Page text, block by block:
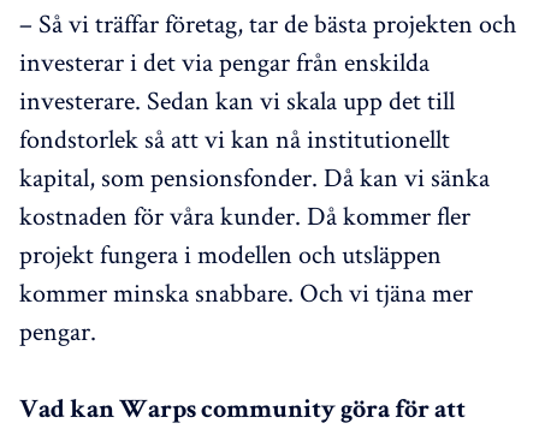
– Så vi träffar företag, tar de bästa projekten och
investerar i det via pengar från enskilda
investerare. Sedan kan vi skala upp det till
fondstorlek så att vi kan nå institutionellt
kapital, som pensionsfonder. Då kan vi sänka
kostnaden för våra kunder. Då kommer fler
projekt fungera i modellen och utsläppen
kommer minska snabbare. Och vi tjäna mer
pengar.
Vad kan Warps community göra för att